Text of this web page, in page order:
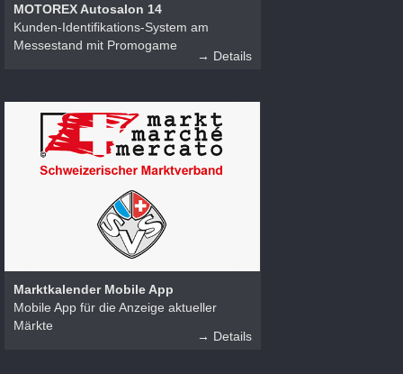
MOTOREX Autosalon 14
Kunden-Identifikations-System am
Messestand mit Promogame
→ Details
Marktkalender Mobile App
Mobile App für die Anzeige aktueller
Märkte
→ Details